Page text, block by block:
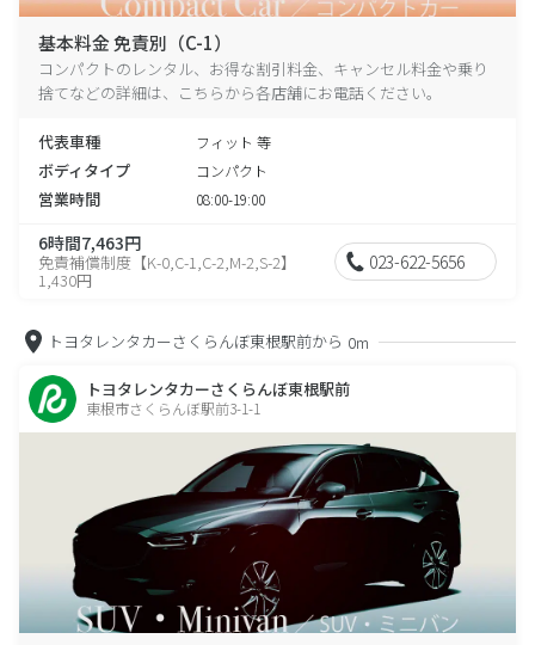
基本料金 免責別（C-1）
コンパクトのレンタル、お得な割引料金、キャンセル料金や乗り
捨てなどの詳細は、こちらから各店舗にお電話ください。
代表車種 フィット 等
ボディタイプ コンパクト
営業時間 08:00-19:00
6時間7,463円
免責補償制度【K-0,C-1,C-2,M-2,S-2】
1,430円
023-622-5656
トヨタレンタカーさくらんぼ東根駅前から 0m
トヨタレンタカーさくらんぼ東根駅前
東根市さくらんぼ駅前3-1-1